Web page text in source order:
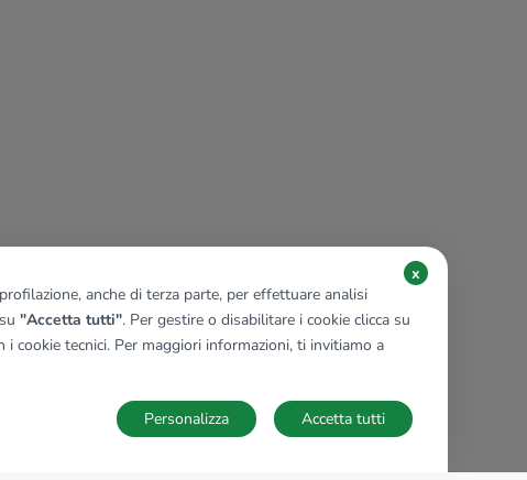
anche di terza parte, per effettuare analisi
"Accetta tutti". Per gestire o disabilitare i cookie clicca su
cookie tecnici. Per maggiori informazioni, ti invitiamo a
x
Accetta tutti
Personalizza